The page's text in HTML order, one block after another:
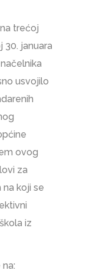
trećoj
30. januara
usvojilo
ovog
za
koji se
iz